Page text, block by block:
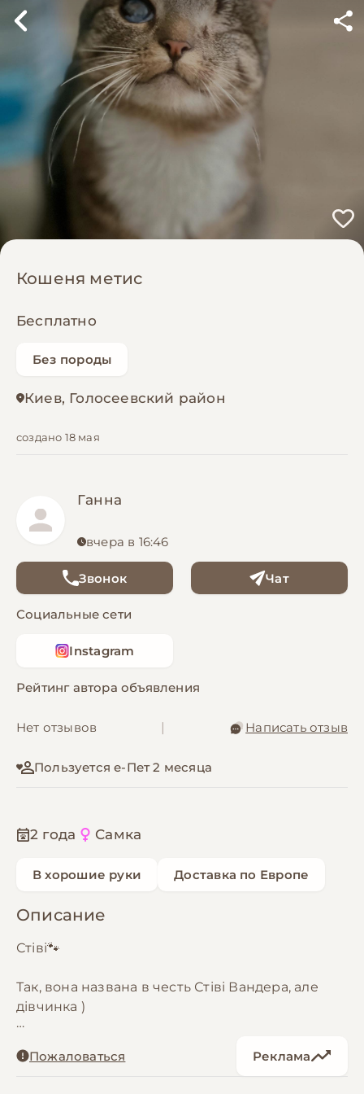
Кошеня метис
Бесплатно
Без породы
Киев, Голосеевский район
создано 18 мая
Ганна
вчера в 16:46
Звонок Чат
Социальные сети
Instagram
Рейтинг автора объявления
Нет отзывов Написать отзыв
Пользуется е-Пет 2 месяца
2 года Самка
В хорошие руки Доставка по Европе
Описание
Стіві🐾
Так, вона названа в честь Стіві Вандера, але
дівчинка )
безліч інших талантів, -вставати на задні лапки
Пожаловаться Реклама